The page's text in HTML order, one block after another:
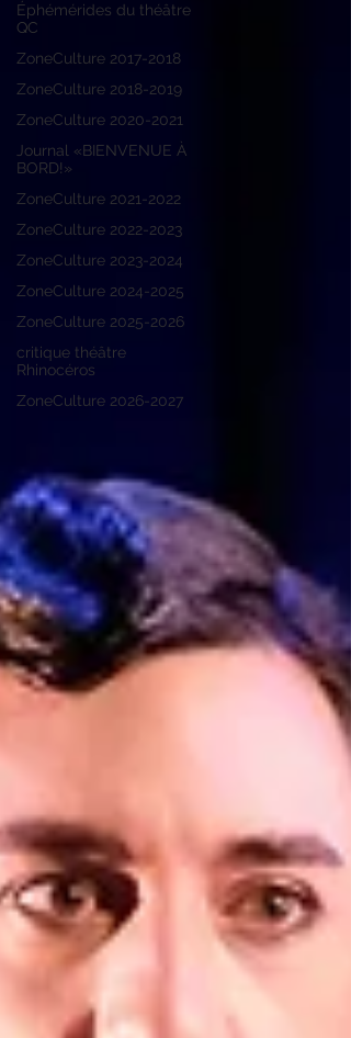
Éphémérides du théâtre
QC
ZoneCulture 2017-2018
ZoneCulture 2018-2019
ZoneCulture 2020-2021
Journal «BIENVENUE À
BORD!»
ZoneCulture 2021-2022
ZoneCulture 2022-2023
ZoneCulture 2023-2024
ZoneCulture 2024-2025
ZoneCulture 2025-2026
critique théâtre
Rhinocéros
ZoneCulture 2026-2027